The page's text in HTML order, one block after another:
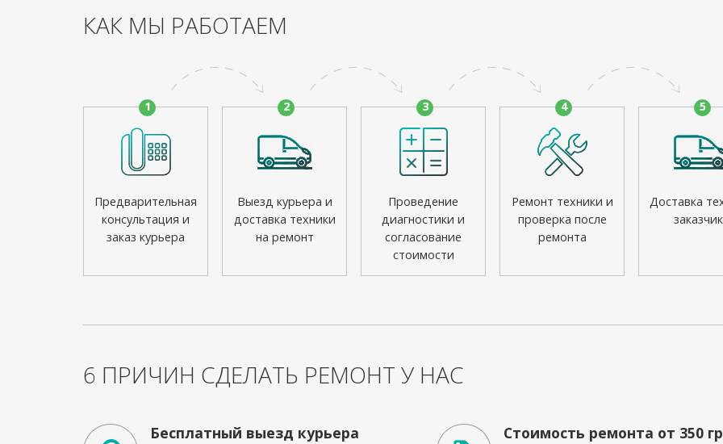
КАК МЫ РАБОТАЕМ
1
Предварительная
консультация и
заказ курьера
2
Выезд курьера и
доставка техники
на ремонт
3
Проведение
диагностики и
согласование
стоимости
4
Ремонт техники и
проверка после
ремонта
5
Доставка
6 ПРИЧИН СДЕЛАТЬ РЕМОНТ У НАС
Бесплатный выезд курьера Стоимость ремонта от 350